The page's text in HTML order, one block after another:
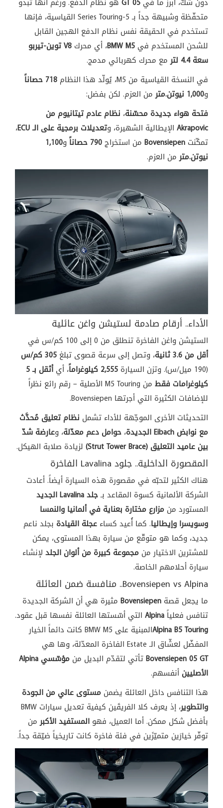
متحفّظة وشبيهة جداً بـ 5-Series Touring القياسية، فإنها
تستخدم في الحقيقة نفس نظام الدفع الهجين القابل
للشحن المستخدم في BMW M5، أي محرك
V8 توين-تيربو
سعة 4.4 لتر
مع محرك كهربائي مدمج.
في النسخة القياسية من M5، يُولّد هذا النظام
718 حصاناً
و1,000 نيوتن.متر
من العزم. لكن بفضل:
فتحة هواء جديدة محسّنة، نظام عادم تيتانيوم من
Akrapovic الإيطالية الشهيرة، وتعديلات برمجية على الـ ECU
،
تمكّنت Bovensiepen من استخراج790 حصاناً و1,100
نيوتن.مترمن العزم.
الأداء.. أرقام صادمة لستيشن واغن عائلية
الستيشن واغن الفاخرة تنطلق من 0 إلى 100 كم/س في
أقل من 3.6 ثانية
، وتصل إلى سرعة قصوى تبلغ 305 كم/س
(190 ميل/س). وتزن السيارة
2,555 كيلوغراماً ، أي
أثقل بـ 5
كيلوغرامات فقط
من M5 Touring الأصلية – رقم رائع نظراً
للإضافات الكثيرة التي أجرتها Bovensiepen.
التحديثات الأخرى الموجّهة للأداء تشمل نظام تعليق مُحدَّث
مع نوابض Eibach الجديدة
، حوامل دعم معدّلة، وعارضة شدّ
بين عاميد التعليق (Strut Tower Brace)
لزيادة صلابة الهيكل.
المقصورة الداخلية.. جلود Lavalina الفاخرة
هناك الكثير لتحبّه في مقصورة هذه السيارة أيضاً. أعادت
الشركة الألمانية كسوة المقاعد بـجلد Lavalina الجديد
المستورد من مزارع مختارة بعناية في ألمانيا والنمسا
وسويسرا وإيطاليا. كما أُعيد كساء عجلة القيادة بجلد ناعم
جديد، وكما هو متوقّع من سيارة بهذا المستوى، يمكن
للمشترين الاختيار من مجموعة كبيرة من ألوان الجلد لإنشاء
سيارة أحلامهم الخاصة.
Bovensiepen vs Alpina.. منافسة ضمن العائلة
ما يجعل قصة Bovensiepen مثيرة هي أن الشركة الجديدة
تنافس فعلياًAlpina التي أسّستها العائلة نفسها قبل عقود.
Alpina B5 Touring
المبنية على BMW M5 كانت دائماً الخيار
المفضّل لعشّاق الـ Estate الفاخرة المعدّلة، وها هي
Bovensiepen 05 GTتأتي لتقدّم البديل من
مؤسّسي Alpina
الأصليين أنفسهم.
هذا التنافس داخل العائلة يضمن مستوى عالي من الجودة
والتطوير
، إذ يعرف كلا الفريقَين كيفية تعديل سيارات BMW
بأفضل شكل ممكن. أما العميل، فهو المستفيد الأكبرمن
توفّر خيارَين متميّزَين في فئة فاخرة كانت تاريخياً ضيّقة جداً.